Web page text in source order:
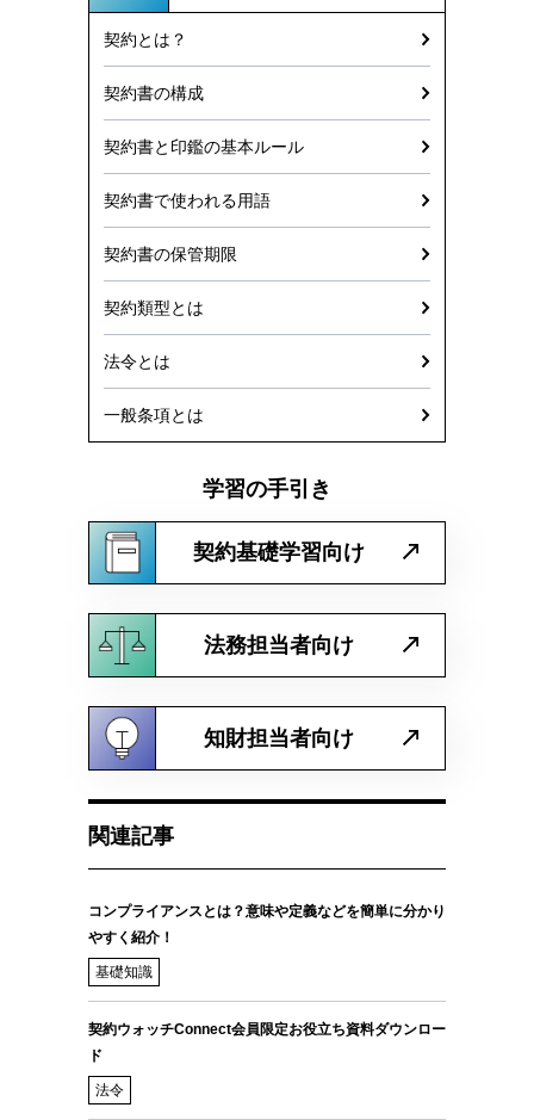
契約とは？
契約書の構成
契約書と印鑑の基本ルール
契約書で使われる用語
契約書の保管期限
契約類型とは
法令とは
一般条項とは
学習の手引き
契約基礎学習向け
法務担当者向け
知財担当者向け
関連記事
コンプライアンスとは？意味や定義などを簡単に分かり
やすく紹介！
基礎知識
契約ウォッチConnect会員限定お役立ち資料ダウンロー
ド
法令